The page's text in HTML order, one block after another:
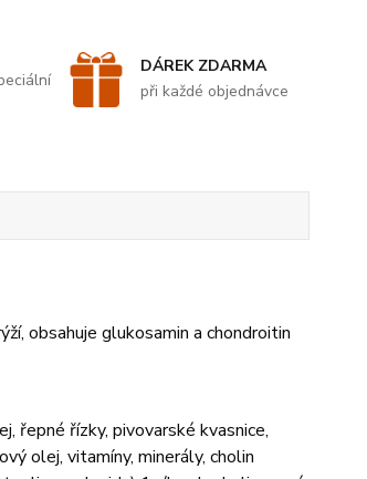
DÁREK ZDARMA
při každé objednávce
obsahuje glukosamin a chondroitin
řepné řízky, pivovarské kvasnice,
olej, vitamíny, minerály, cholin